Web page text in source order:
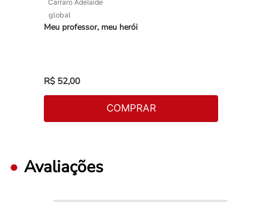
Carraro Adelaide
global
Meu professor, meu herói
R$ 52,00
COMPRAR
Avaliações